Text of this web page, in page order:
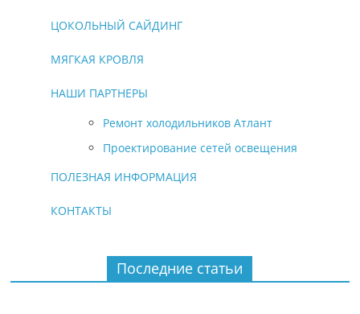
ЦОКОЛЬНЫЙ САЙДИНГ
МЯГКАЯ КРОВЛЯ
НАШИ ПАРТНЕРЫ
Ремонт холодильников Атлант
Проектирование сетей освещения
ПОЛЕЗНАЯ ИНФОРМАЦИЯ
КОНТАКТЫ
Последние статьи